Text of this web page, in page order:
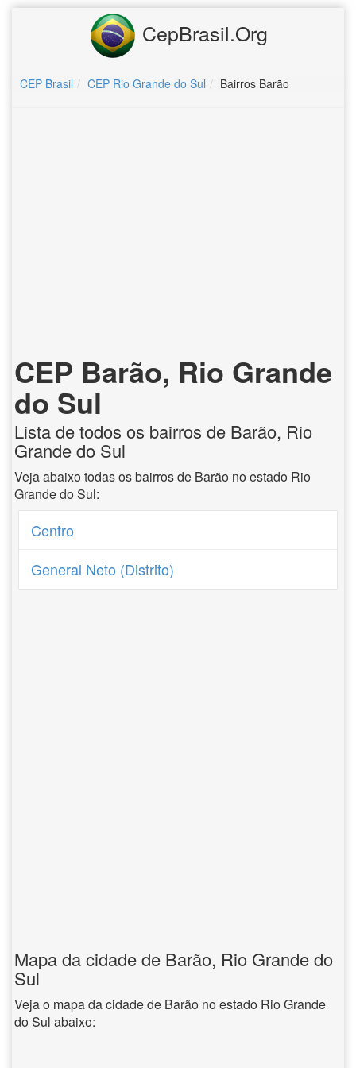
CepBrasil.Org
CEP Brasil CEP Rio Grande do Sul Bairros Barão
CEP Barão, Rio Grande
do Sul
Lista de todos os bairros de Barão, Rio
Grande do Sul
Veja abaixo todas os bairros de Barão no estado Rio
Grande do Sul:
Centro
General Neto (Distrito)
Mapa da cidade de Barão, Rio Grande do
Sul
Veja o mapa da cidade de Barão no estado Rio Grande
do Sul abaixo: